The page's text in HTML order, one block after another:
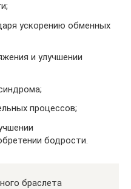
ускорению обменных
и улучшении
процессов;
бодрости.
браслета